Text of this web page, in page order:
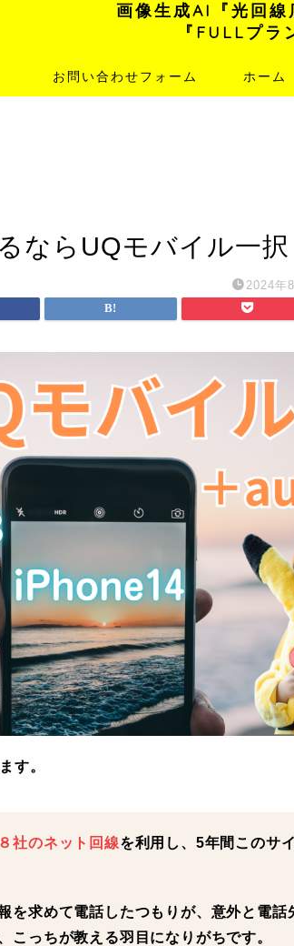
画像生成AI『光回線
『FULLプラ
お問い合わせフォーム ホーム
ならUQモバイル一択
2024年
す。
８社のネット回線を利用し、 5年間 このサ
を求めて電話したつもりが、意外と電話
こっちが教える羽目になりがちです。